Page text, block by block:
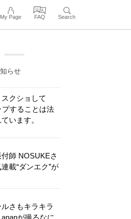
My Page FAQ Search
らせ
クショして
することは法
います。
師 NOSUKEさ
載“ダンエク”が
さもキラキラ
が撮るなに